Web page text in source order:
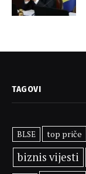
TAGOVI
BLSE top priče
biznis vijesti